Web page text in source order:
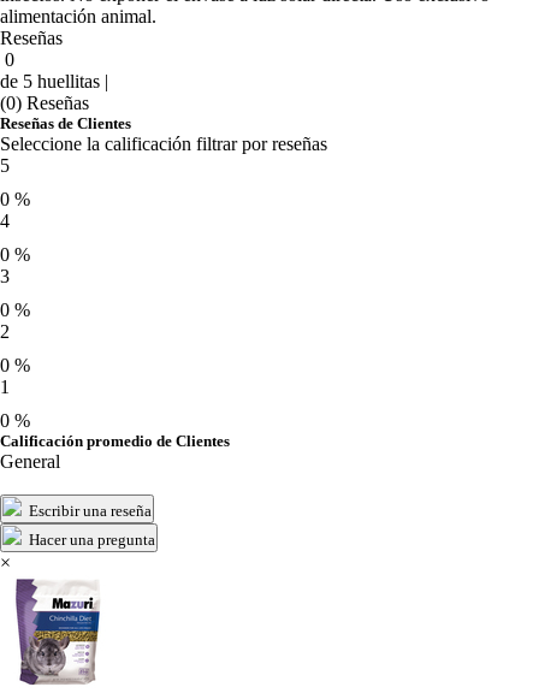
alimentación animal.
Reseñas
0
de 5 huellitas |
(0) Reseñas
Reseñas de Clientes
Seleccione la calificación filtrar por reseñas
5
0 %
4
0 %
3
0 %
2
0 %
1
0 %
Calificación promedio de Clientes
General
Escribir una reseña
Hacer una pregunta
×